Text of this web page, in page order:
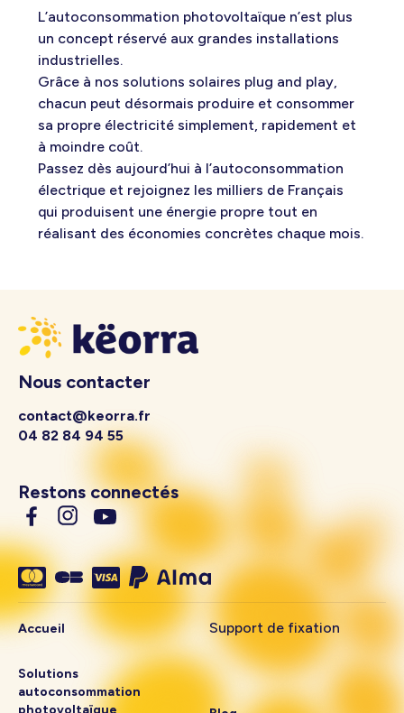
L’autoconsommation photovoltaïque n’est plus
un concept réservé aux grandes installations
industrielles.
Grâce à nos solutions solaires plug and play,
chacun peut désormais produire et consommer
sa propre électricité simplement, rapidement et
à moindre coût.
Passez dès aujourd’hui à l’autoconsommation
électrique et rejoignez les milliers de Français
qui produisent une énergie propre tout en
réalisant des économies concrètes chaque mois.
Nous contacter
contact@keorra.fr
04 82 84 94 55
Restons connectés
Accueil
Solutions
autoconsommation
photovoltaïque
Support de fixation